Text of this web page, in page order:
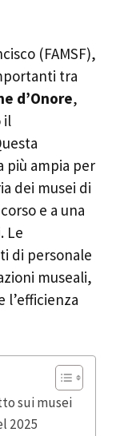
(FAMSF),
tra
d’Onore,
il
più ampia per
dei musei di
e a una
Le
di personale
museali,
l’efficienza
sui musei
2025